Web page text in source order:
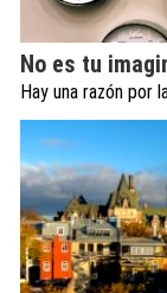
No es tu
Hay una razón por